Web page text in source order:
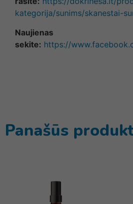
kategorija/sunims/skanestai-
Naujienas
sekite: https://
Panašūs